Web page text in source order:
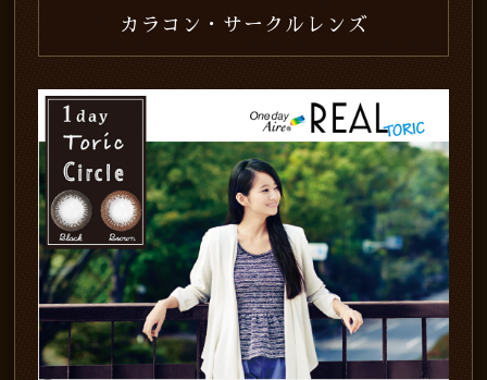
カラコン・サークルレンズ